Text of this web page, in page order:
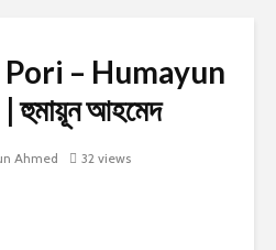
– Humayun
আহমেদ
Ahmed 32 views